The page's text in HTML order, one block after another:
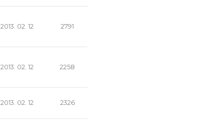
2013. 02. 12 2791
2013. 02. 12 2258
2013. 02. 12 2326